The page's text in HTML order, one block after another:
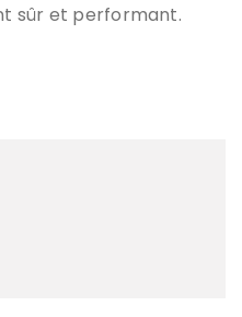
sûr et performant.